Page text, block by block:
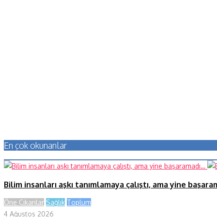
En çok okunanlar
Bilim insanları aşkı tanımlamaya çalıştı, ama yine
Öne Çıkanlar Sağlık Toplum
4 Ağustos 2026